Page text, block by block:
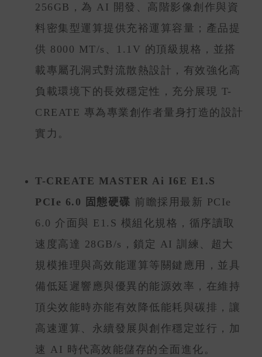
256GB，為 AI 開發、高階影像創作與資
料密集型運算提供充裕運算容量；產品提
供 8000 MT/s、1.1V 的頂級規格，並搭
載專屬孔洞式對流散熱設計，有效強化高
負載環境下的長效穩定性，充分展現 T-
CREATE 專為專業創作者量身打造的設計
實力。
T-CREATE MASTER Ai I6E E1.S
PCIe 6.0 固態硬碟 前瞻採用最新 PCIe
6.0 介面與 E1.S 模組化規格，循序讀取
速度高達 28GB/s，鎖定 AI 訓練、超大
規模推理與高效能運算等關鍵應用，並具
備低延遲響應與優異的能源效率，在維持
頂尖效能時亦能有效降低能耗與碳排，讓
高速運算、永續發展與創作穩定並行，加
速 AI 時代高效能儲存的全面進化。